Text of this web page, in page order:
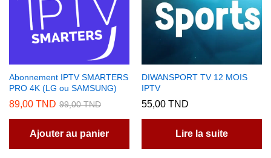
Abonnement IPTV SMARTERS
PRO 4K (LG ou SAMSUNG)
89,00 TND 99,00TND
Ajouter au panier
DIWANSPORT TV 12 MOIS
IPTV
55,00 TND
Lire la suite